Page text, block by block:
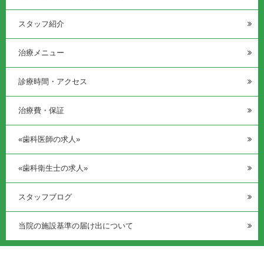
スタッフ紹介
治療メニュー
診療時間・アクセス
治療費・保証
«歯科医師の求人»
«歯科衛生士の求人»
スタッフブログ
当院の施設基準の届け出について